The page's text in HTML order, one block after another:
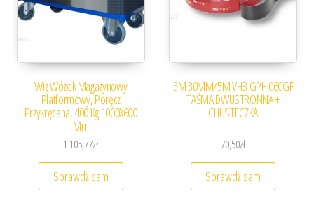
Wiz Wózek Magazynowy
Platformowy, Poręcz
Przykręcana, 400 Kg 1000X600
Mm
1 105,77zł
Sprawdź sam
3M 30MM/5M VHB GPH 060GF
TAŚMA DWUSTRONNA +
CHUSTECZKA
70,50zł
Sprawdź sam